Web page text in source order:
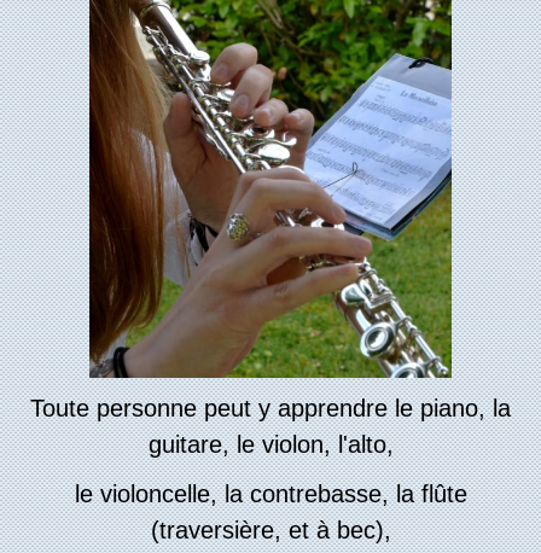
Toute personne peut y apprendre le piano, la
guitare,le violon, l'alto,
le violoncelle, la contrebasse,la flûte
(traversière, et à bec),